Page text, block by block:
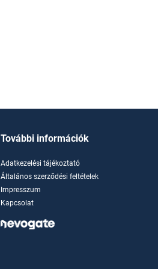
További információk
Adatkezelési tájékoztató
Általános szerződési feltételek
Impresszum
Kapcsolat